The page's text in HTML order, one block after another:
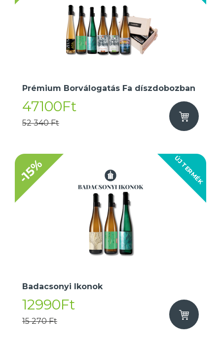
Prémium Borválogatás Fa díszdobozban
47100Ft
52 340 Ft
ÚJ TERMÉK
-15%
Badacsonyi Ikonok
12990Ft
15 270 Ft